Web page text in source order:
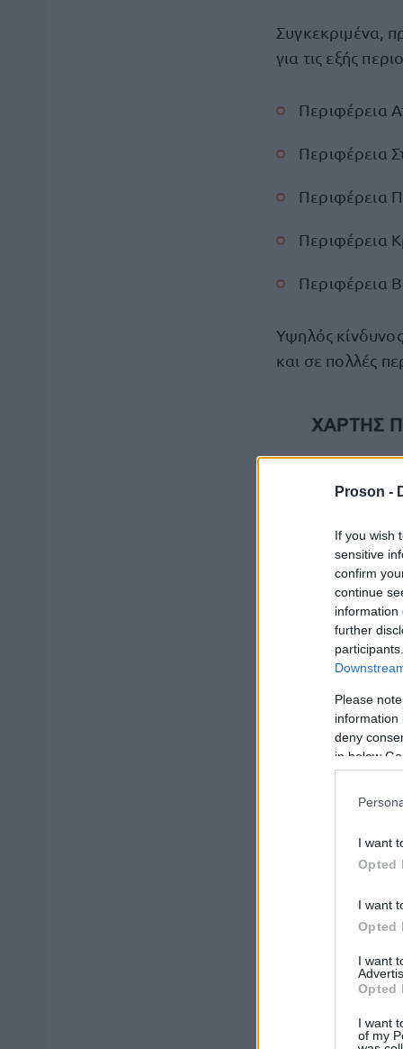
Proson -
If you wish
sensitive
confirm
continue
information
further
Please
information
deny
in below
I want
Opted
I want
Opted
I want
Opted
I want
of my
Συγκεκριμένα,
για τις εξής
Περιφέρεια
Περιφέρεια
Περιφέρεια
Περιφέρεια
Περιφέρεια
Υψηλός
και σε πολλές